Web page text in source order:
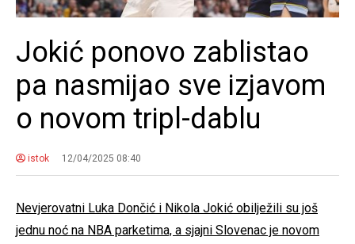
Jokić ponovo zablistao
pa nasmijao sve izjavom
o novom tripl-dablu
istok 12/04/2025 08:40
Nevjerovatni Luka Dončić i Nikola Jokić obilježili su još
jednu noć na NBA parketima, a sjajni Slovenac je novom